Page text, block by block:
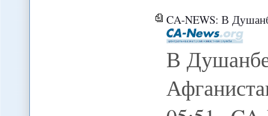
CA-NEWS: В
В